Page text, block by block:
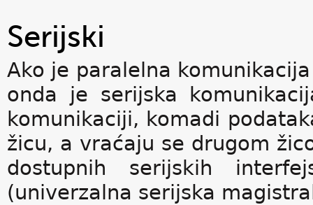
Serijski
Ako je paralelna
onda je serijska
komunikaciji, komadi
žicu, a vraćaju se drugom
dostupnih serijskih
(univerzalna serijska